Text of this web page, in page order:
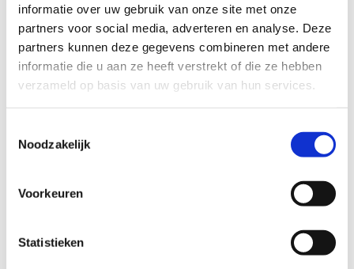
informatie over uw gebruik van onze site met onze
partners voor social media, adverteren en analyse. Deze
partners kunnen deze gegevens combineren met andere
informatie die u aan ze heeft verstrekt of die ze hebben
verzameld op basis van uw gebruik van hun services.
Noodzakelijk
Voorkeuren
Statistieken
afspraken vast over:
verdeling van kosten (bijv. hypotheek of huur)
gezamenlijke bezittingen en rekeningen
wat er gebeurt met de gezamenlijke
eventueel ook pensioenregelingen
een verbreking van de samenleving of